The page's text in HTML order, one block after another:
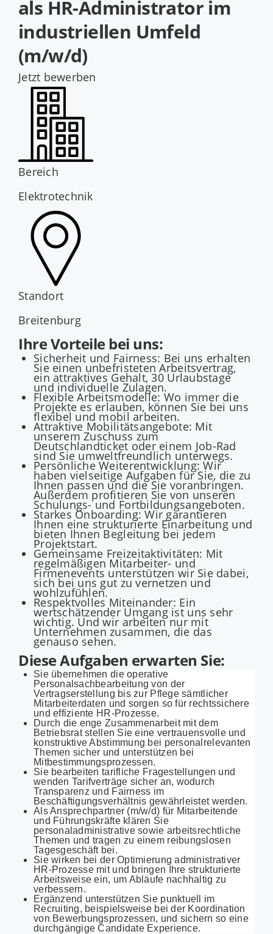
Jobs
als HR-Administrator im
industriellen Umfeld
(m/w/d)
Jetzt bewerben
Bereich
Elektrotechnik
Standort
Breitenburg
Ihre Vorteile bei uns:
Sicherheit und Fairness: Bei uns erhalten
Sie einen unbefristeten Arbeitsvertrag,
ein attraktives Gehalt, 30 Urlaubstage
und individuelle Zulagen.
Flexible Arbeitsmodelle: Wo immer die
Projekte es erlauben, können Sie bei uns
flexibel und mobil arbeiten.
Attraktive Mobilitätsangebote: Mit
unserem Zuschuss zum
Deutschlandticket oder einem Job-Rad
sind Sie umweltfreundlich unterwegs.
Persönliche Weiterentwicklung: Wir
haben vielseitige Aufgaben für Sie, die zu
Ihnen passen und die Sie voranbringen.
Außerdem profitieren Sie von unseren
Schulungs- und Fortbildungsangeboten.
Starkes Onboarding: Wir garantieren
Ihnen eine strukturierte Einarbeitung und
bieten Ihnen Begleitung bei jedem
Projektstart.
Gemeinsame Freizeitaktivitäten: Mit
regelmäßigen Mitarbeiter- und
Firmenevents unterstützen wir Sie dabei,
sich bei uns gut zu vernetzen und
wohlzufühlen.
Respektvolles Miteinander: Ein
wertschätzender Umgang ist uns sehr
wichtig. Und wir arbeiten nur mit
Unternehmen zusammen, die das
genauso sehen.
Diese Aufgaben erwarten Sie:
Sie übernehmen die operative
Personalsachbearbeitung von der
Vertragserstellung bis zur Pflege sämtlicher
Mitarbeiterdaten und sorgen so für rechtssichere
und effiziente HR-Prozesse.
Durch die enge Zusammenarbeit mit dem
Betriebsrat stellen Sie eine vertrauensvolle und
konstruktive Abstimmung bei personalrelevanten
Themen sicher und unterstützen bei
Mitbestimmungsprozessen.
Sie bearbeiten tarifliche Fragestellungen und
wenden Tarifverträge sicher an, wodurch
Transparenz und Fairness im
Beschäftigungsverhältnis gewährleistet werden.
Als Ansprechpartner (m/w/d) für Mitarbeitende
und Führungskräfte klären Sie
personaladministrative sowie arbeitsrechtliche
Themen und tragen zu einem reibungslosen
Tagesgeschäft bei.
Sie wirken bei der Optimierung administrativer
HR-Prozesse mit und bringen Ihre strukturierte
Arbeitsweise ein, um Abläufe nachhaltig zu
verbessern.
Ergänzend unterstützen Sie punktuell im
Recruiting, beispielsweise bei der Koordination
von Bewerbungsprozessen, und sichern so eine
durchgängige Candidate Experience.